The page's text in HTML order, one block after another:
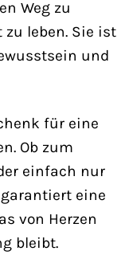
Weg zu
leben. Sie ist
und
für eine
Ob zum
einfach nur
eine
von Herzen
bleibt.